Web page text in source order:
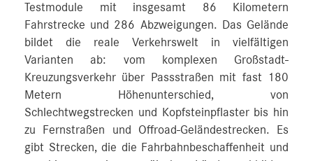
Testmodule mit insgesamt 86 Kilometern
Fahrstrecke und 286 Abzweigungen. Das Gelände
bildet die reale Verkehrswelt in vielfältigen
Varianten ab: vom komplexen Großstadt-
Kreuzungsverkehr über Passstraßen mit fast 180
Metern Höhenunterschied, von
Schlechtwegstrecken und Kopfsteinpflaster bis hin
zu Fernstraßen und Offroad-Geländestrecken. Es
gibt Strecken, die die Fahrbahnbeschaffenheit und